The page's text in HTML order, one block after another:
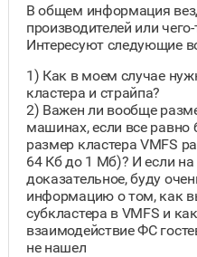
В общем информация
производителей или
Интересуют следующие
1) Как в моем случае
кластера и страйпа?
2) Важен ли вообще
машинах, если все равно
размер кластера VMFS
64 Кб до 1 Мб)? И если на
доказательное, буду
информацию о том, как
субкластера в VMFS и
взаимодействие ФС
не нашел